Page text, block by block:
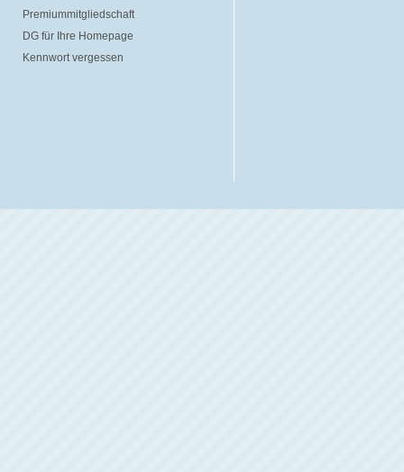
Premiummitgliedschaft
DG für Ihre Homepage
Kennwort vergessen